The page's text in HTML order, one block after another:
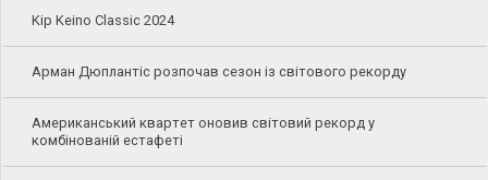
Kip Keino Classic 2024
Арман Дюплантіс розпочав сезон із світового рекорду
Американський квартет оновив світовий рекорд у
комбінованій естафеті